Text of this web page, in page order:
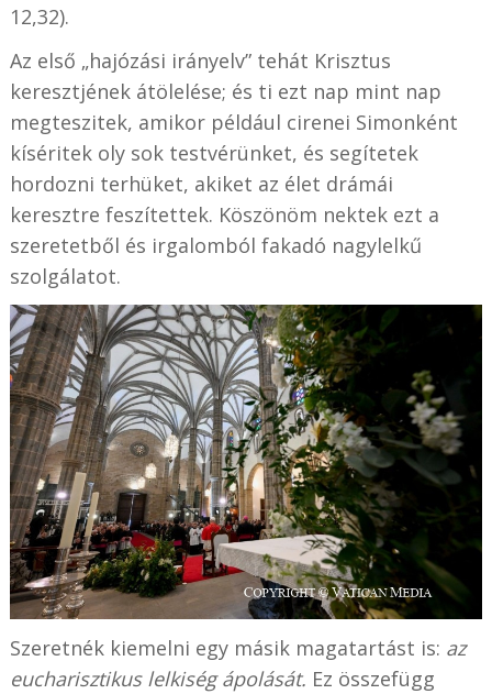
12,32).
Az első „hajózási irányelv” tehát Krisztus
keresztjének átölelése; és ti ezt nap mint nap
megteszitek, amikor például cirenei Simonként
kíséritek oly sok testvérünket, és segítetek
hordozni terhüket, akiket az élet drámái
keresztre feszítettek. Köszönöm nektek ezt a
szeretetből és irgalomból fakadó nagylelkű
szolgálatot.
Szeretnék kiemelni egy másik magatartást is: az
eucharisztikus lelkiség ápolását. Ez összefügg